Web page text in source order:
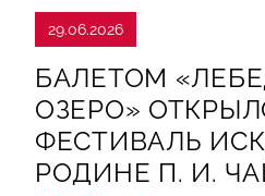
29.06.2026
БАЛЕТОМ
ОЗЕРО»
ФЕСТИВАЛЬ
РОДИНЕ П. И.